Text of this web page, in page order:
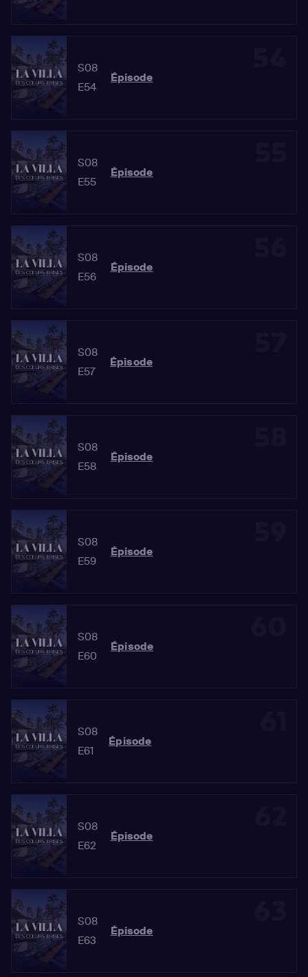
S08
E54
Épisode
S08
E55
Épisode
S08
E56
Épisode
S08
E57
Épisode
S08
E58
Épisode
S08
E59
Épisode
S08
E60
Épisode
S08
E61
Épisode
S08
E62
Épisode
S08
E63
Épisode